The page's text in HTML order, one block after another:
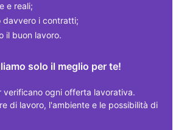
e reali;
davvero i contratti;
il buon lavoro.
solo il meglio per te!
verificano ogni offerta lavorativa.
di lavoro, l'ambiente e le possibilità di